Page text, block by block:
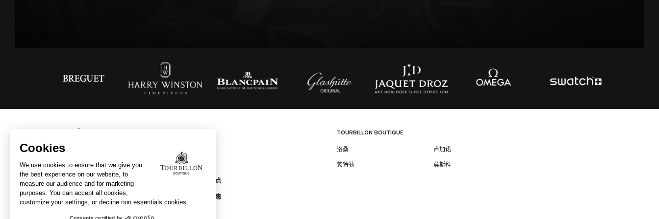
公司品牌
寻找销售点
服务与优惠
TOURBILLON BOUTIQUE
洛桑
蒙特勒
卢加诺
莫斯科